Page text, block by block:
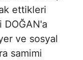
ettikleri
DOĞAN'a
ve sosyal
samimi